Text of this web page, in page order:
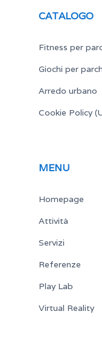
CATALOGO
Fitness per
Giochi per
Arredo urbano
Cookie Policy
MENU
Homepage
Attività
Servizi
Referenze
Play Lab
Virtual Reality